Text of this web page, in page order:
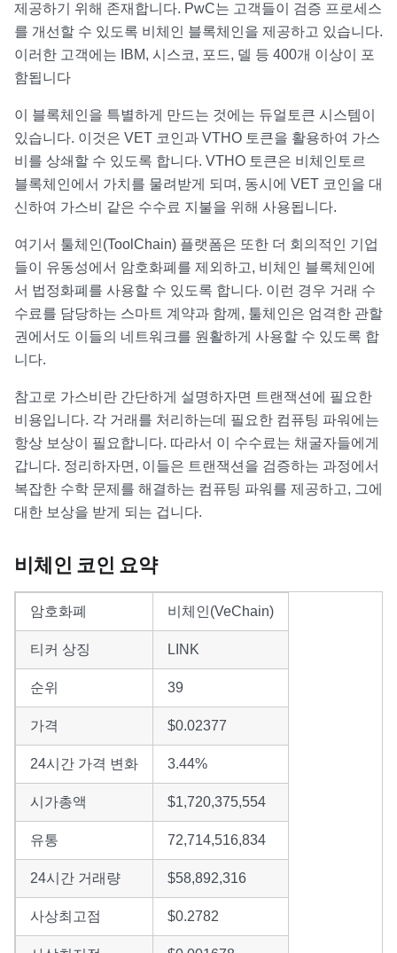
제공하기 위해 존재합니다. PwC는 고객들이 검증 프로세스
를 개선할 수 있도록 비체인 블록체인을 제공하고 있습니다.
이러한 고객에는 IBM, 시스코, 포드, 델 등 400개 이상이 포
함됩니다
이 블록체인을 특별하게 만드는 것에는 듀얼토큰 시스템이
있습니다. 이것은 VET 코인과 VTHO 토큰을 활용하여 가스
비를 상쇄할 수 있도록 합니다. VTHO 토큰은 비체인토르
블록체인에서 가치를 물려받게 되며, 동시에 VET 코인을 대
신하여 가스비 같은 수수료 지불을 위해 사용됩니다.
여기서 툴체인(ToolChain) 플랫폼은 또한 더 회의적인 기업
들이 유동성에서 암호화폐를 제외하고, 비체인 블록체인에
서 법정화폐를 사용할 수 있도록 합니다. 이런 경우 거래 수
수료를 담당하는 스마트 계약과 함께, 툴체인은 엄격한 관할
권에서도 이들의 네트워크를 원활하게 사용할 수 있도록 합
니다.
참고로 가스비란 간단하게 설명하자면 트랜잭션에 필요한
비용입니다. 각 거래를 처리하는데 필요한 컴퓨팅 파워에는
항상 보상이 필요합니다. 따라서 이 수수료는 채굴자들에게
갑니다. 정리하자면, 이들은 트랜잭션을 검증하는 과정에서
복잡한 수학 문제를 해결하는 컴퓨팅 파워를 제공하고, 그에
대한 보상을 받게 되는 겁니다.
비체인 코인 요약
암호화폐 비체인(VeChain)
티커 상징 LINK
순위 39
가격 $0.02377
24시간 가격 변화 3.44%
시가총액 $1,720,375,554
유통 72,714,516,834
24시간 거래량 $58,892,316
사상최고점 $0.2782